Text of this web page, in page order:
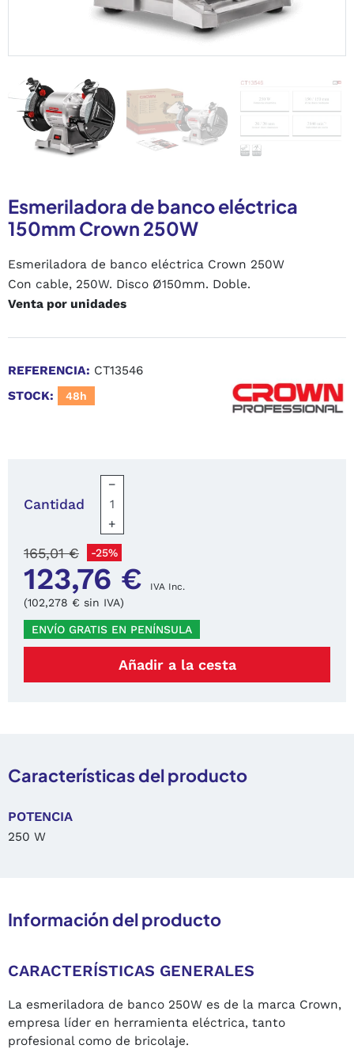
Esmeriladora de banco eléctrica
150mm Crown 250W
Esmeriladora de banco eléctrica Crown 250W
Con cable, 250W. Disco Ø150mm. Doble.
Venta por unidades
REFERENCIA: CT13546
STOCK:
48h
Cantidad
−
+
123,76 € IVA Inc.
165,01 € -25%
(102,278 € sin IVA)
ENVÍO GRATIS EN PENÍNSULA
Añadir a la cesta
Características del producto
POTENCIA
250 W
Información del producto
CARACTERÍSTICAS GENERALES
La esmeriladora de banco 250W es de la marca Crown,
empresa líder en herramienta eléctrica, tanto
profesional como de bricolaje.